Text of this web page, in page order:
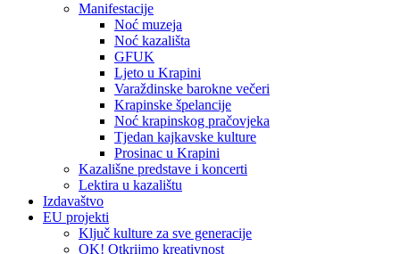
Manifestacije
Noć muzeja
Noć kazališta
GFUK
Ljeto u Krapini
Varaždinske barokne večeri
Krapinske špelancije
Noć krapinskog pračovjeka
Tjedan kajkavske kulture
Prosinac u Krapini
Kazališne predstave i koncerti
Lektira u kazalištu
Izdavaštvo
EU projekti
Ključ kulture za sve generacije
OK! Otkrijmo kreativnost